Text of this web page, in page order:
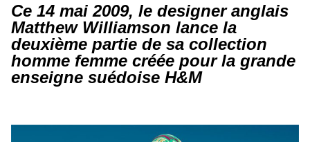
Ce 14 mai 2009, le designer anglais
Matthew Williamson lance la
deuxième partie de sa collection
homme femme créée pour la grande
enseigne suédoise H&M